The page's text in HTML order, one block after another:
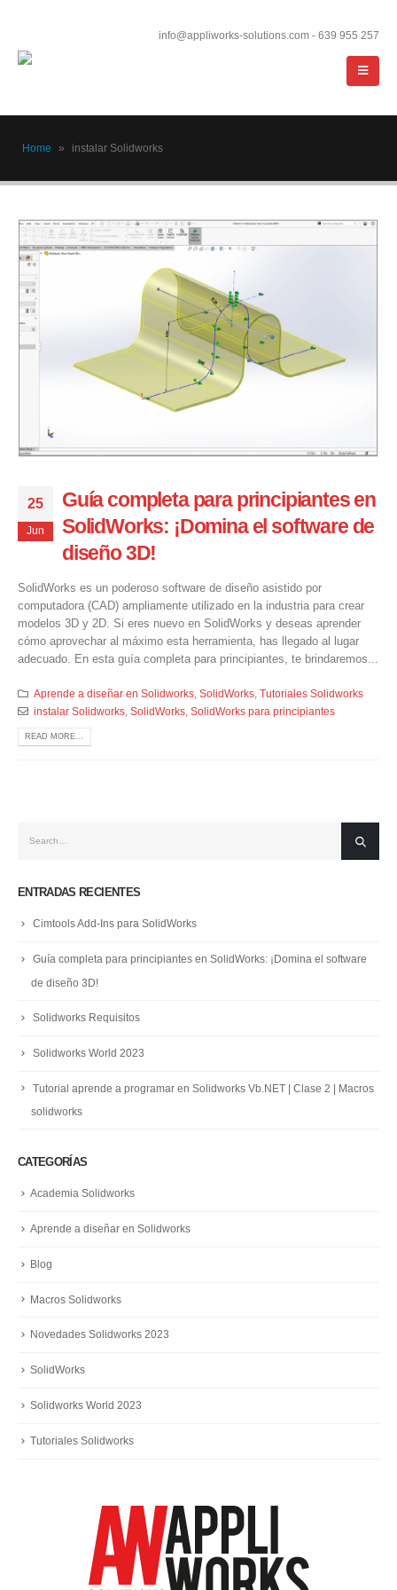
info@appliworks-solutions.com - 639 955 257
Home » instalar Solidworks
25
Jun
Guía completa para principiantes en
SolidWorks: ¡Domina el software de
diseño 3D!
SolidWorks es un poderoso software de diseño asistido por
computadora (CAD) ampliamente utilizado en la industria para crear
modelos 3D y 2D. Si eres nuevo en SolidWorks y deseas aprender
cómo aprovechar al máximo esta herramienta, has llegado al lugar
adecuado. En esta guía completa para principiantes, te brindaremos...
Aprende a diseñar en Solidworks, SolidWorks, Tutoriales Solidworks
instalar Solidworks, SolidWorks, SolidWorks para principiantes
READ MORE...
ENTRADAS RECIENTES
Cimtools Add-Ins para SolidWorks
Guía completa para principiantes en SolidWorks: ¡Domina el software
de diseño 3D!
Solidworks Requisitos
Solidworks World 2023
Tutorial aprende a programar en Solidworks Vb.NET | Clase 2 | Macros
solidworks
CATEGORÍAS
Academia Solidworks
Aprende a diseñar en Solidworks
Blog
Macros Solidworks
Novedades Solidworks 2023
SolidWorks
Solidworks World 2023
Tutoriales Solidworks